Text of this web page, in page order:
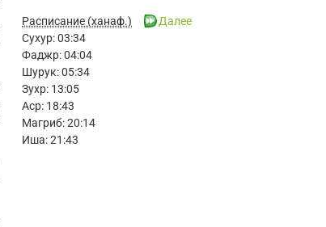
Расписание (ханаф.)
Сухур:03:34
Фаджр:04:04
Шурук:05:34
Зухр: 13:05
Аср: 18:43
Магриб:20:14
Иша:21:43
Далее